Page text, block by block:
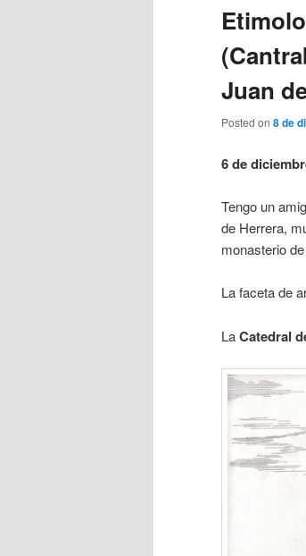
Juan
Posted on 8 de
6 de
Tengo un
de Herrera,
monasterio
La faceta de
LaCatedral